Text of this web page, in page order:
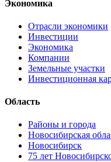
Экономика
Отрасли экономики
Инвестиции
Экономика
Компании
Земельные участки
Инвестиционная
Область
Районы и города
Новосибирская
Новосибирск
75 лет